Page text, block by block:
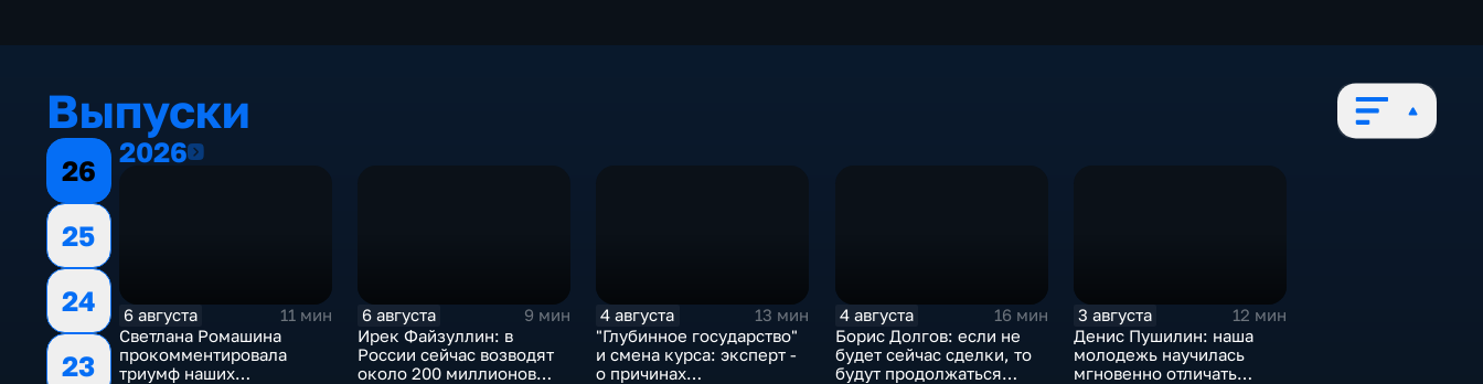
Выпуски
26
25
24
23
20262026
6 августа
11 мин
Светлана Ромашина
прокомментировала
триумф наших
6 августа
9 мин
Ирек Файзуллин: в
России сейчас возводят
около 200 миллионов
4 августа
13 мин
"Глубинное государство"
и смена курса: эксперт -
о причинах
4 августа
16 мин
Борис Долгов: если не
будет сейчас сделки, то
будут продолжаться
3 августа
12 мин
Денис Пушилин: наша
молодежь научилась
мгновенно отличать